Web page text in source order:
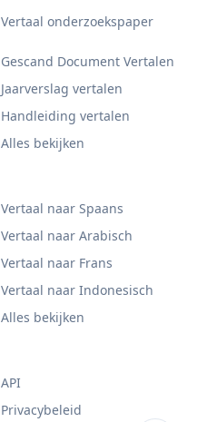
Vertaal onderzoekspaper
Gescand Document Vertalen
Jaarverslag vertalen
Handleiding vertalen
Alles bekijken
Vertaal naar Spaans
Vertaal naar Arabisch
Vertaal naar Frans
Vertaal naar Indonesisch
Alles bekijken
API
Privacybeleid